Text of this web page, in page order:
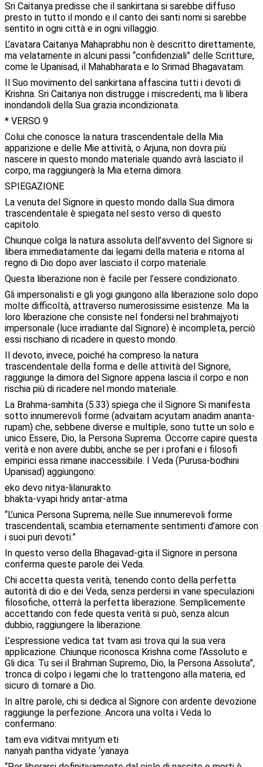
Sri Caitanya predisse che il sankirtana si sarebbe diffuso
presto in tutto il mondo e il canto dei santi nomi si sarebbe
sentito in ogni città e in ogni villaggio.
L’avatara Caitanya Mahaprabhu non è descritto direttamente,
ma velatamente in alcuni passi “confidenziali” delle Scritture,
come le Upanisad, il Mahabharata e lo Srimad Bhagavatam.
Il Suo movimento del sankirtana affascina tutti i devoti di
Krishna. Sri Caitanya non distrugge i miscredenti, ma li libera
inondandoli della Sua grazia incondizionata.
* VERSO 9
Colui che conosce la natura trascendentale della Mia
apparizione e delle Mie attività, o Arjuna, non dovra più
nascere in questo mondo materiale quando avrà lasciato il
corpo, ma raggiungerà la Mia eterna dimora.
SPIEGAZIONE
La venuta del Signore in questo mondo dalla Sua dimora
trascendentale è spiegata nel sesto verso di questo
capitolo.
Chiunque colga la natura assoluta dell’avvento del Signore si
libera immediatamente dai legami della materia e ritorna al
regno di Dio dopo aver lasciato il corpo materiale.
Questa liberazione non è facile per l’essere condizionato.
Gli impersonalisti e gli yogi giungono alla liberazione solo dopo
molte difficoltà, attraverso numerosissime esistenze. Ma la
loro liberazione che consiste nel fondersi nel brahmajyoti
impersonale (luce irradiante dal Signore) è incompleta, perciò
essi rischiano di ricadere in questo mondo.
Il devoto, invece, poiché ha compreso la natura
trascendentale della forma e delle attività del Signore,
raggiunge la dimora del Signore appena lascia il corpo e non
rischia più di ricadere nel mondo materiale.
La Brahma-samhita (5.33) spiega che il Signore Si manifesta
sotto innumerevoli forme (advaitam acyutam anadim ananta-
rupam) che, sebbene diverse e multiple, sono tutte un solo e
unico Essere, Dio, la Persona Suprema. Occorre capire questa
verità e non avere dubbi, anche se per i profani e i filosofi
empirici essa rimane inaccessibile. I Veda (Purusa-bodhini
Upanisad) aggiungono:
eko devo nitya-lilanurakto
bhakta-vyapi hridy antar-atma
“L’unica Persona Suprema, nelle Sue innumerevoli forme
trascendentali, scambia eternamente sentimenti d’amore con
i suoi puri devoti.”
In questo verso della Bhagavad-gita il Signore in persona
conferma queste parole dei Veda.
Chi accetta questa verità, tenendo conto della perfetta
autorità di dio e dei Veda, senza perdersi in vane speculazioni
filosofiche, otterrà la perfetta liberazione. Semplicemente
accettando con fede questa verità si può, senza alcun
dubbio, raggiungere la liberazione.
L’espressione vedica tat tvam asi trova qui la sua vera
applicazione. Chiunque riconosca Krishna come l’Assoluto e
Gli dica: Tu sei il Brahman Supremo, Dio, la Persona Assoluta”,
tronca di colpo i legami che lo trattengono alla materia, ed
sicuro di tornare a Dio.
In altre parole, chi si dedica al Signore con ardente devozione
raggiunge la perfezione. Ancora una volta i Veda lo
confermano:
tam eva viditvai mrityum eti
nanyah pantha vidyate ‘yanaya